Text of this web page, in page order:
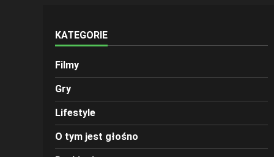
KATEGORIE
Filmy
Gry
Lifestyle
O tym jest głośno